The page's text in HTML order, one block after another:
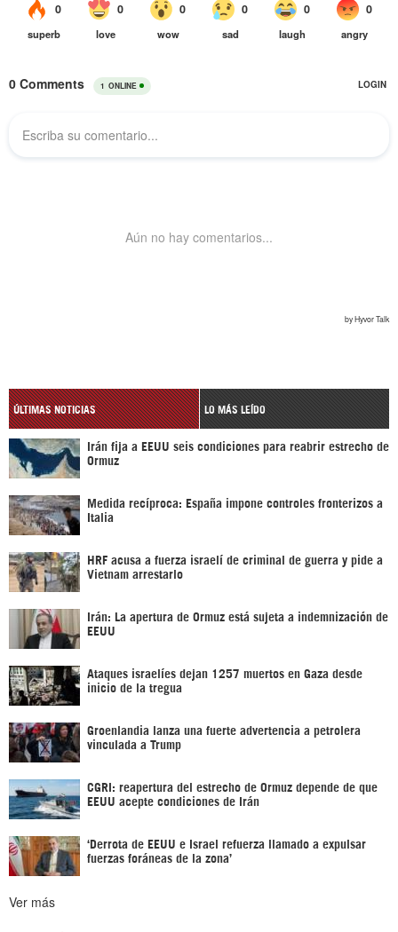
ÚLTIMAS NOTICIAS LO MÁS LEÍDO
Irán fija a EEUU seis condiciones para reabrir estrecho de
Ormuz
Medida recíproca: España impone controles fronterizos a
Italia
HRF acusa a fuerza israelí de criminal de guerra y pide a
Vietnam arrestarlo
Irán: La apertura de Ormuz está sujeta a indemnización de
EEUU
Ataques israelíes dejan 1257 muertos en Gaza desde
inicio de la tregua
Groenlandia lanza una fuerte advertencia a petrolera
vinculada a Trump
CGRI: reapertura del estrecho de Ormuz depende de que
EEUU acepte condiciones de Irán
‘Derrota de EEUU e Israel refuerza llamado a expulsar
fuerzas foráneas de la zona’
Ver más